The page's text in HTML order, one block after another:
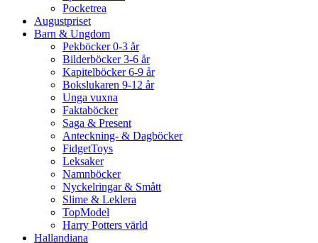
Pocketrea
Augustpriset
Barn & Ungdom
Pekböcker 0-3 år
Bilderböcker 3-6 år
Kapitelböcker 6-9 år
Bokslukaren 9-12 år
Unga vuxna
Faktaböcker
Saga & Present
Anteckning- & Dagböcker
FidgetToys
Leksaker
Namnböcker
Nyckelringar & Smått
Slime & Leklera
TopModel
Harry Potters värld
Hallandiana